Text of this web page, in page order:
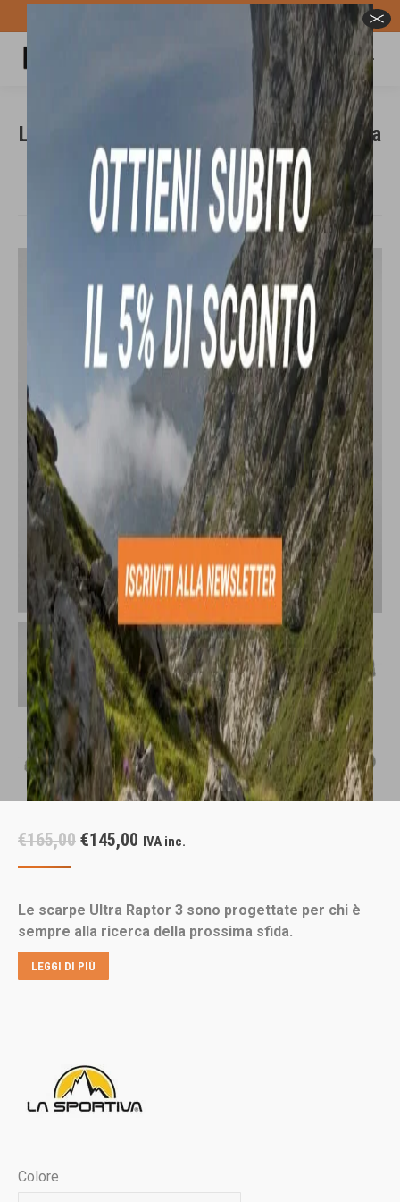
Spedizione GRATUITA per ordini superiori a 100€
Carrello
LA SPORTIVA ULTRA RAPTOR 3 scarpa da
fast hiking/trekking
Tu sei qui:
€165,00 Il
era:
€165,00.
€145,00 Il
è:
€145,00.
IVA inc.
Le scarpe Ultra Raptor 3 sono progettate per chi è
sempre alla ricerca della prossima sfida.
LEGGI DI PIÙ
Colore